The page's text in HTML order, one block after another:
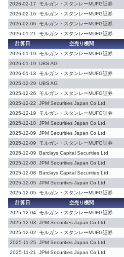
2026-02-17
モルガン・スタンレーMUFG証券
2026-02-16
モルガン・スタンレーMUFG証券
2026-02-06
モルガン・スタンレーMUFG証券
2026-01-21
モルガン・スタンレーMUFG証券
計算日
空売り機関
2026-01-19
モルガン・スタンレーMUFG証券
2026-01-19
UBS AG
2026-01-13
モルガン・スタンレーMUFG証券
2025-12-29
UBS AG
2025-12-26
モルガン・スタンレーMUFG証券
2025-12-22
JPM Securities Japan Co Ltd.
2025-12-19
モルガン・スタンレーMUFG証券
2025-12-10 JPM Securities Japan Co Ltd.
2025-12-09
JPM Securities Japan Co Ltd.
2025-12-09
モルガン・スタンレーMUFG証券
2025-12-09
Barclays Capital Securities Ltd
2025-12-08
JPM Securities Japan Co Ltd.
2025-12-08
Barclays Capital Securities Ltd
2025-12-05
JPM Securities Japan Co Ltd.
2025-12-05
モルガン・スタンレーMUFG証券
計算日
空売り機関
2025-12-04 モルガン・スタンレーMUFG証券
2025-12-03
JPM Securities Japan Co Ltd.
2025-12-02
モルガン・スタンレーMUFG証券
2025-11-25
JPM Securities Japan Co Ltd.
2025-11-21
JPM Securities Japan Co Ltd.